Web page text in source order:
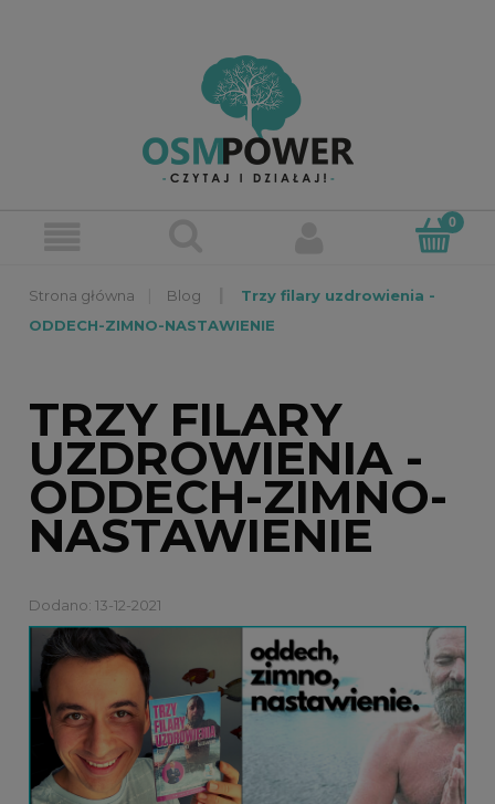
Blog
Trzy filary uzdrowienia -
ODDECH-ZIMNO-NASTAWIENIE
TRZY FILARY
UZDROWIENIA -
ODDECH-ZIMNO-
NASTAWIENIE
Dodano: 13-12-2021